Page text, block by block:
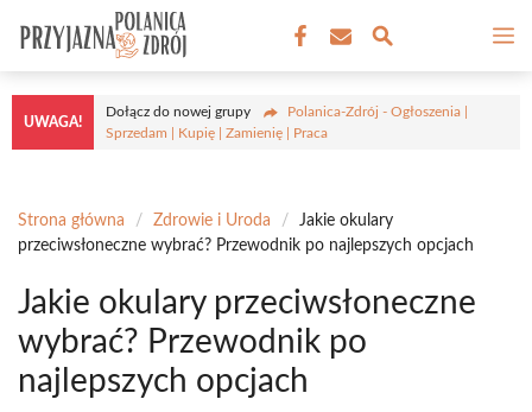
treści
UWAGA!
Dołącz do nowej grupy
Polanica-Zdrój - Ogłoszenia |
Sprzedam | Kupię | Zamienię | Praca
Strona główna / Zdrowie i Uroda /
Jakie okulary
przeciwsłoneczne wybrać? Przewodnik po najlepszych opcjach
Jakie okulary przeciwsłoneczne
wybrać? Przewodnik po
najlepszych opcjach